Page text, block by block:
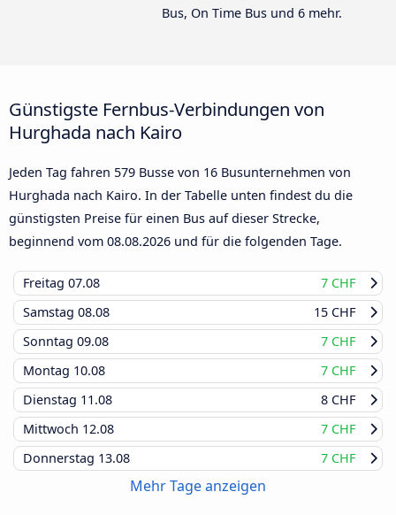
Bus, On Time Bus und 6 mehr.
Günstigste Fernbus-Verbindungen von
Hurghada nach Kairo
Jeden Tag fahren 579 Busse von 16 Busunternehmen von
Hurghada nach Kairo. In der Tabelle unten findest du die
günstigsten Preise für einen Bus auf dieser Strecke,
beginnend vom 08.08.2026 und für die folgenden Tage.
Freitag 07.08
7 CHF
Samstag 08.08
15 CHF
Sonntag 09.08
7 CHF
Montag 10.08
7 CHF
Dienstag 11.08
8 CHF
Mittwoch 12.08
7 CHF
Donnerstag 13.08 7 CHF
Mehr Tage anzeigen